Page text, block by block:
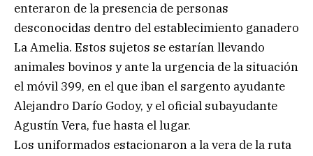
enteraron de la presencia de personas
desconocidas dentro del establecimiento ganadero
La Amelia. Estos sujetos se estarían llevando
animales bovinos y ante la urgencia de la situación
el móvil 399, en el que iban el sargento ayudante
Alejandro Darío Godoy, y el oficial subayudante
Agustín Vera, fue hasta el lugar.
Los uniformados estacionaron a la vera de la ruta